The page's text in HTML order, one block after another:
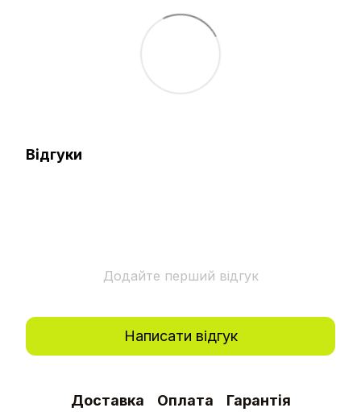
Відгуки
Додайте перший відгук
Написати відгук
Доставка Оплата Гарантія